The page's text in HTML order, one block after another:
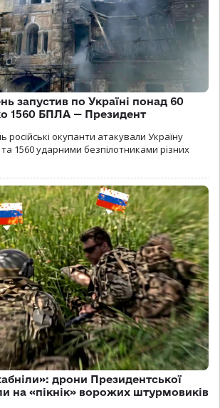
запустив по Україні понад 60
1560 БПЛА — Президент
російські окупанти атакували Україну
1560 ударними безпілотниками різних
дрони Президентської
на «пікнік» ворожих штурмовиків